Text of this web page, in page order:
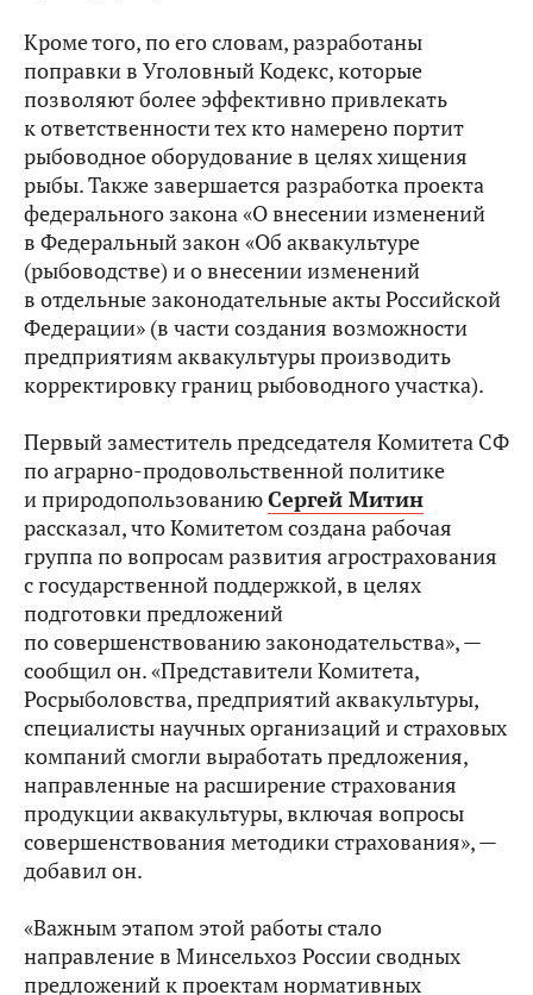
Кроме того, по его словам, разработаны
поправки в Уголовный Кодекс, которые
позволяют более эффективно привлекать
к ответственности тех кто намерено портит
рыбоводное оборудование в целях хищения
рыбы. Также завершается разработка проекта
федерального закона «О внесении изменений
в Федеральный закон «Об аквакультуре
(рыбоводстве) и о внесении изменений
в отдельные законодательные акты Российской
Федерации» (в части создания возможности
предприятиям аквакультуры производить
корректировку границ рыбоводного участка).
Первый заместитель председателя Комитета СФ
по аграрно-продовольственной политике
и природопользованиюСергей Митин
рассказал, что Комитетом создана рабочая
группа по вопросам развития агрострахования
с государственной поддержкой, в целях
подготовки предложений
по совершенствованию законодательства», —
сообщил он. «Представители Комитета,
Росрыболовства, предприятий аквакультуры,
специалисты научных организаций и страховых
компаний смогли выработать предложения,
направленные на расширение страхования
продукции аквакультуры, включая вопросы
совершенствования методики страхования», —
добавил он.
«Важным этапом этой работы стало
направление в Минсельхоз России сводных
предложений к проектам нормативных